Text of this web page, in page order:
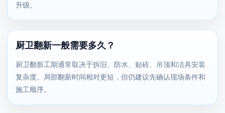
升级。
厨卫翻新一般需要多久？
厨卫翻新工期通常取决于拆旧、防水、贴砖、吊顶和洁具安装
复杂度。局部翻新时间相对更短，但仍建议先确认现场条件和
施工顺序。